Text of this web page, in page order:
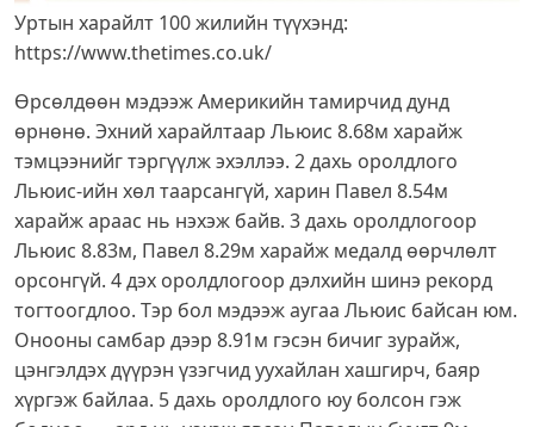
Уртын харайлт 100 жилийн түүхэнд:
https://www.thetimes.co.uk/
Өрсөлдөөн мэдээж Америкийн тамирчид дунд
өрнөнө. Эхний харайлтаар Льюис 8.68м харайж
тэмцээнийг тэргүүлж эхэллээ. 2 дахь оролдлого
Льюис-ийн хөл таарсангүй, харин Павел 8.54м
харайж араас нь нэхэж байв. 3 дахь оролдлогоор
Льюис 8.83м, Павел 8.29м харайж медалд өөрчлөлт
орсонгүй. 4 дэх оролдлогоор дэлхийн шинэ рекорд
тогтоогдлоо. Тэр бол мэдээж аугаа Льюис байсан юм.
Онооны самбар дээр 8.91м гэсэн бичиг зурайж,
цэнгэлдэх дүүрэн үзэгчид уухайлан хашгирч, баяр
хүргэж байлаа. 5 дахь оролдлого юу болсон гэж